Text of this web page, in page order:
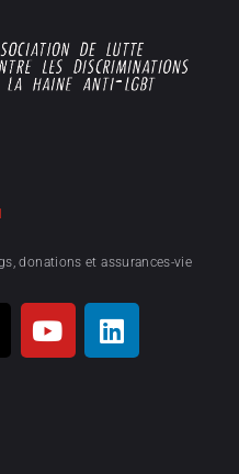
donations et assurances-vie